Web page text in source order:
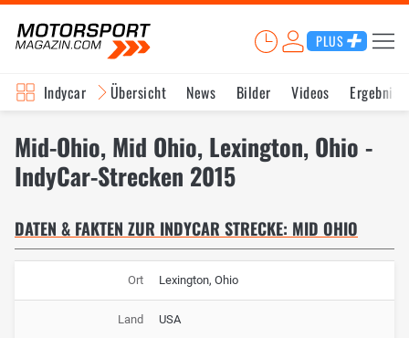
PLUS
Indycar Übersicht News Bilder Videos
Mid-Ohio, Mid Ohio, Lexington, Ohio -
IndyCar-Strecken 2015
DATEN & FAKTEN ZUR INDYCAR STRECKE: MID OHIO
Ort Lexington, Ohio
Land USA